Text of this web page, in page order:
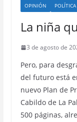
OPINIÓN
POLÍTICA
La niña
3 de agosto de
Pero, para
del futuro está
nuevo Plan de
Cabildo de La
500 páginas,